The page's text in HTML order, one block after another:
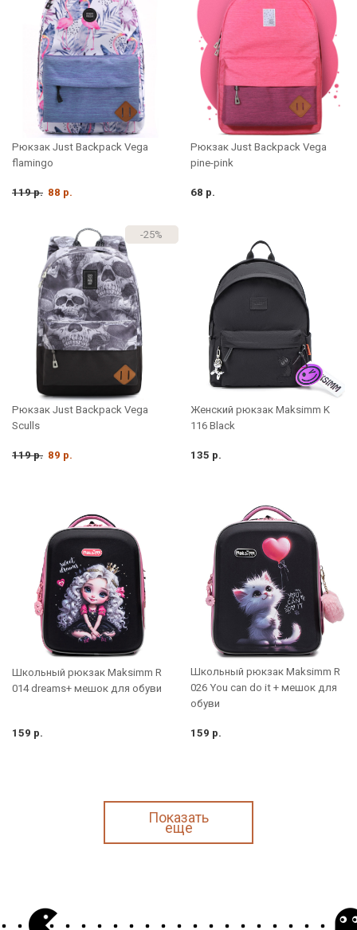
Рюкзак Just Backpack Vega
flamingo
119 р. 88 р.
Рюкзак Just Backpack Vega
pine-pink
68 р.
-25%
Рюкзак Just Backpack Vega
Sculls
119 р. 89 р.
Женский рюкзак Maksimm K
116 Black
135 р.
Школьный рюкзак Maksimm R
014 dreams+ мешок для обуви
159 р.
Школьный рюкзак Maksimm R
026 You can do it + мешок для
обуви
159 р.
Показать
еще